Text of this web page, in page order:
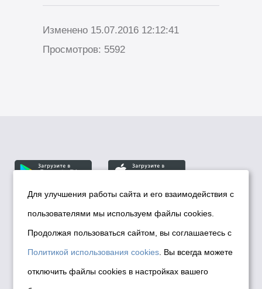
Изменено 15.07.2016 12:12:41
Просмотров: 5592
© Департамент информационной политики мэрии
города Новосибирска, 2026
Политика использования Cookies
Политика по обработке персональных
данных в информационных системах
Для улучшения работы сайта и его взаимодействия с
пользователями мы используем файлы cookies.
Продолжая пользоваться сайтом, вы соглашаетесь с
Политикой использования cookies . Вы всегда можете
отключить файлы cookies в настройках вашего